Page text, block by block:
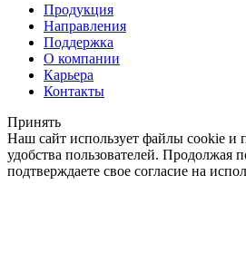
Продукция
Направления
Поддержка
О компании
Карьера
Контакты
Принять
Наш сайт использует файлы cookie и
удобства пользователей. Продолжая
подтверждаете свое согласие на